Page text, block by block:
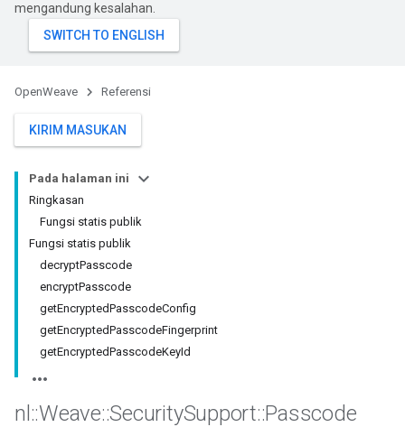
mengandung kesalahan.
OpenWeave Referensi
KIRIM MASUKAN
Pada halaman ini
Ringkasan
Fungsi statis publik
Fungsi statis publik
decryptPasscode
encryptPasscode
getEncryptedPasscodeConfig
getEncryptedPasscodeFingerprint
getEncryptedPasscodeKeyId
nl ::Weave::SecuritySupport::Passcode